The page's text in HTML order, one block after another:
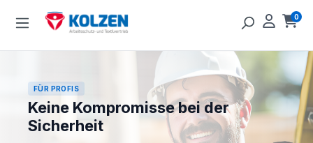
Zum Hauptinhalt springen 0
FÜR PROFIS
Keine Kompromisse bei der
Sicherheit